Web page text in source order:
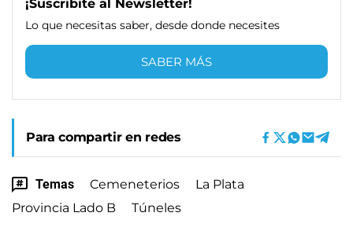
¡Suscribite al Newsletter!
Lo que necesitas saber, desde donde necesites
SABER MÁS
Para compartir en redes
Temas Cemeneterios
La Plata
Provincia Lado B
Túneles